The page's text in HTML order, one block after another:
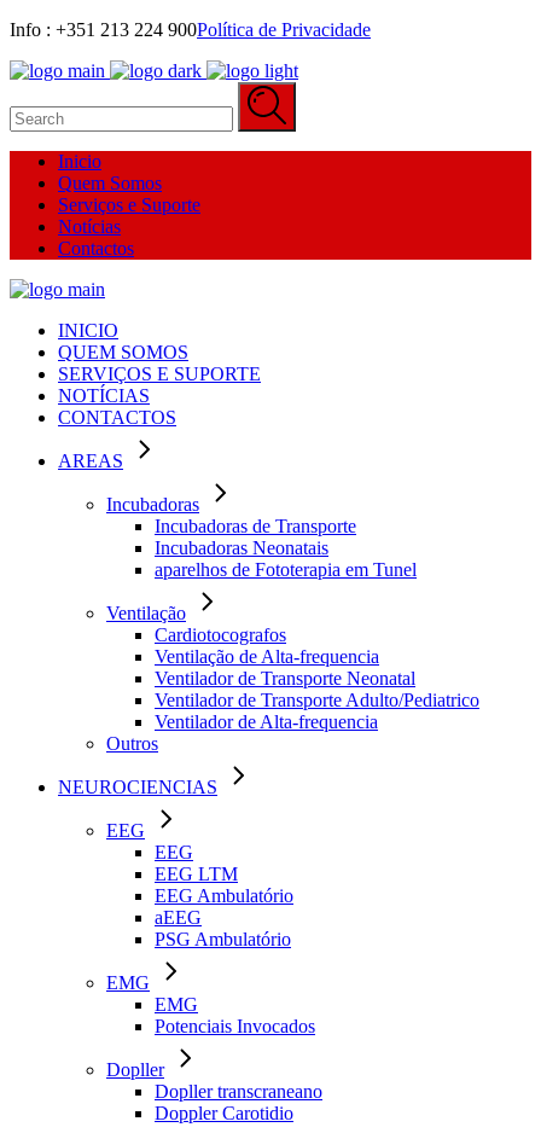
Info : +351 213 224 900‬Política de Privacidade
for:
Inicio
Quem Somos
Serviços e Suporte
Notícias
Contactos
INICIO
QUEM SOMOS
SERVIÇOS E SUPORTE
NOTÍCIAS
CONTACTOS
AREAS
Incubadoras
Incubadoras de Transporte
Incubadoras Neonatais
aparelhos de Fototerapia em Tunel
Ventilação
Cardiotocografos
Ventilação de Alta-frequencia
Ventilador de Transporte Neonatal
Ventilador de Transporte Adulto/Pediatrico
Ventilador de Alta-frequencia
Outros
NEUROCIENCIAS
EEG
EEG
EEG LTM
EEG Ambulatório
aEEG
PSG Ambulatório
EMG
EMG
Potenciais Invocados
Dopller
Dopller transcraneano
Doppler Carotidio